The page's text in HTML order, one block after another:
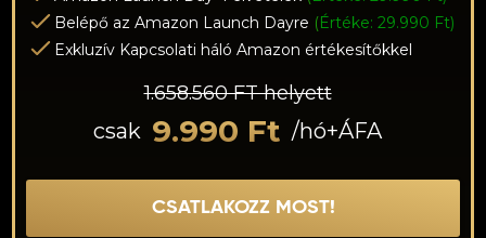
Belépő az Amazon Launch Dayre (Értéke: 29.990 Ft)
Exkluzív Kapcsolati háló Amazon értékesítőkkel
1.658.560 FT helyett
csak 9.990 Ft /hó+ÁFA
CSATLAKOZZ MOST!